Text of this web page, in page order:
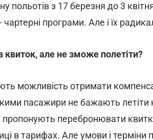
польотів з 17 березня до 3
програми. Але і їх
але не зможе полетіти?
можливість отримати
пасажири не бажають летіти
пропонують перебронювати
в тарифах. Але умови і терміни